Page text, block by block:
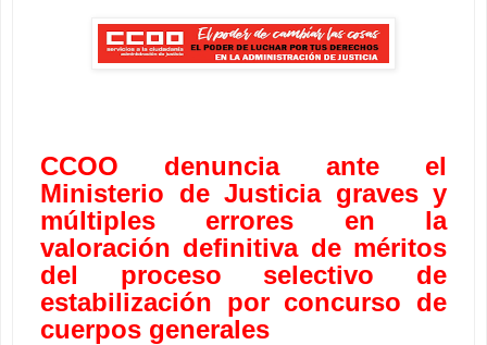
CCOO denuncia ante el
Ministerio de Justicia graves y
múltiples errores en la
valoración definitiva de méritos
del proceso selectivo de
estabilización por concurso de
cuerpos generales